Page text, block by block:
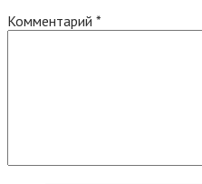
Комментарий *